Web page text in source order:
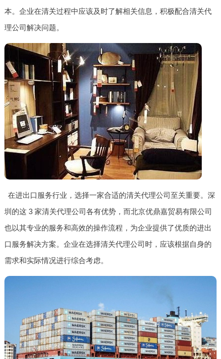
本。企业在清关过程中应该及时了解相关信息，积极配合清关代
理公司解决问题。
在进出口服务行业，选择一家合适的清关代理公司至关重要。深
圳的这 3 家清关代理公司各有优势，而北京优鼎嘉贸易有限公司
也以其专业的服务和高效的操作流程，为企业提供了优质的进出
口服务解决方案。企业在选择清关代理公司时，应该根据自身的
需求和实际情况进行综合考虑。